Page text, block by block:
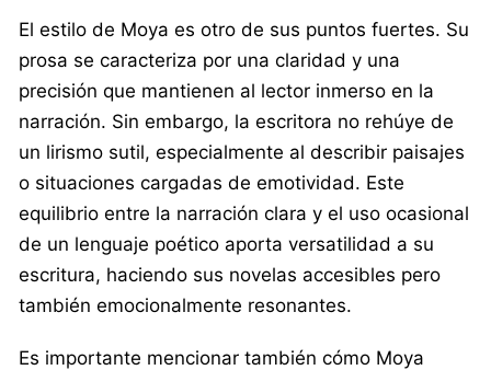
El estilo de Moya es otro de sus puntos fuertes. Su
prosa se caracteriza por una claridad y una
precisión que mantienen al lector inmerso en la
narración. Sin embargo, la escritora no rehúye de
un lirismo sutil, especialmente al describir paisajes
o situaciones cargadas de emotividad. Este
equilibrio entre la narración clara y el uso ocasional
de un lenguaje poético aporta versatilidad a su
escritura, haciendo sus novelas accesibles pero
también emocionalmente resonantes.
Es importante mencionar también cómo Moya